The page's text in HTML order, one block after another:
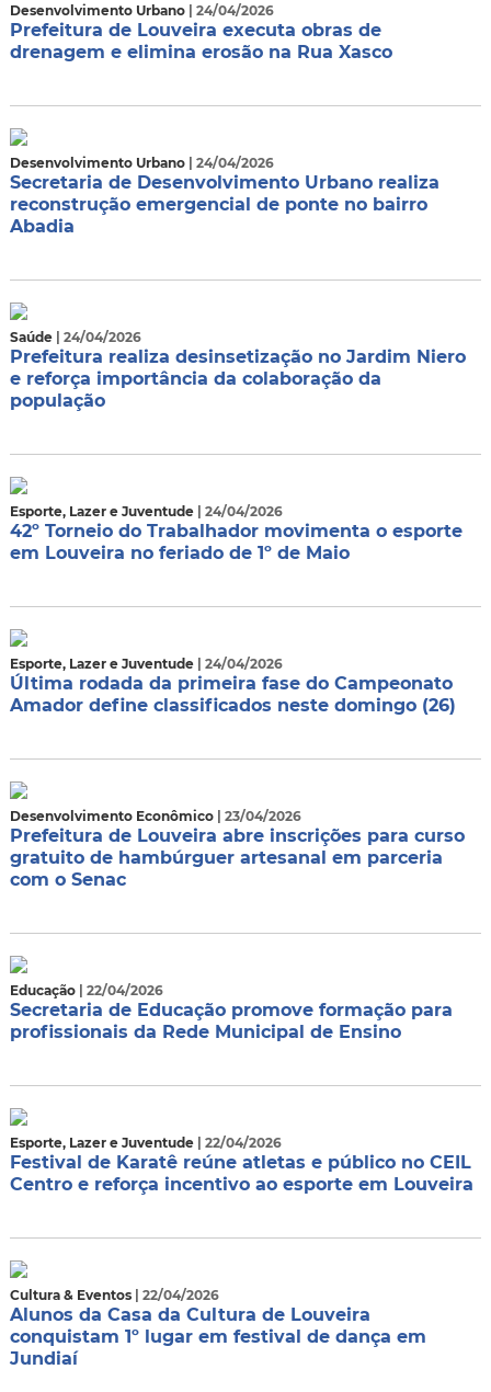
Desenvolvimento Urbano | 24/04/2026
Prefeitura de Louveira executa obras de
drenagem e elimina erosão na Rua Xasco
Desenvolvimento Urbano | 24/04/2026
Secretaria de Desenvolvimento Urbano realiza
reconstrução emergencial de ponte no bairro
Abadia
Saúde | 24/04/2026
Prefeitura realiza desinsetização no Jardim Niero
e reforça importância da colaboração da
população
Esporte, Lazer e Juventude | 24/04/2026
42º Torneio do Trabalhador movimenta o esporte
em Louveira no feriado de 1º de Maio
Esporte, Lazer e Juventude | 24/04/2026
Última rodada da primeira fase do Campeonato
Amador define classificados neste domingo (26)
Desenvolvimento Econômico | 23/04/2026
Prefeitura de Louveira abre inscrições para curso
gratuito de hambúrguer artesanal em parceria
com o Senac
Educação | 22/04/2026
Secretaria de Educação promove formação para
profissionais da Rede Municipal de Ensino
Esporte, Lazer e Juventude | 22/04/2026
Festival de Karatê reúne atletas e público no CEIL
Centro e reforça incentivo ao esporte em Louveira
Cultura & Eventos | 22/04/2026
Alunos da Casa da Cultura de Louveira
conquistam 1º lugar em festival de dança em
Jundiaí